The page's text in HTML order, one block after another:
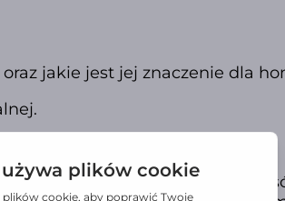
jakie jest jej znaczenie dla
owych liczących od 4 do 8